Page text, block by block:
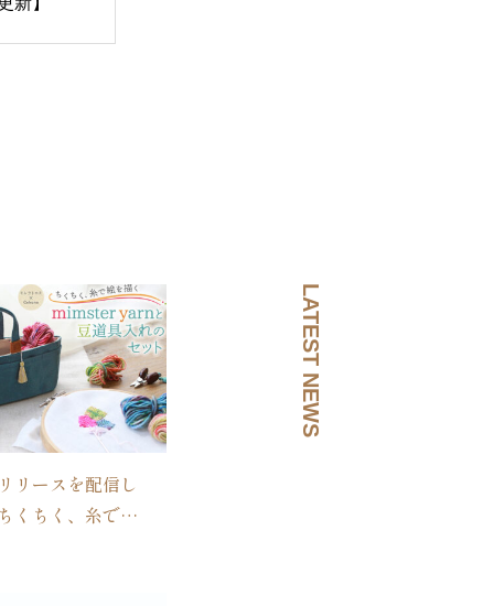
LATEST NEWS
リースを配信し
くちく、糸で絵